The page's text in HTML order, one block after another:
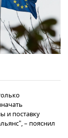
и поставку
– пояснил